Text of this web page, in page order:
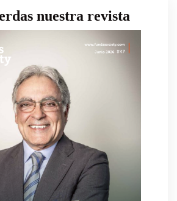
nuestra revista